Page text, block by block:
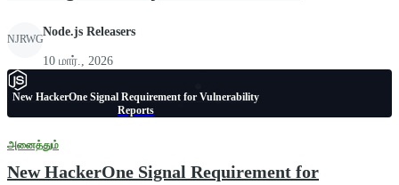
NJRWG
Node.js Releasers
10 மார்., 2026
New HackerOne Signal Requirement for Vulnerability
Reports
அனைத்தும்
New HackerOne Signal Requirement for